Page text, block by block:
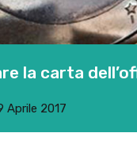
la carta
Aprile 2017